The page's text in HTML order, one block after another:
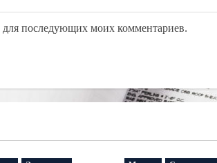
последующих моих комментариев.